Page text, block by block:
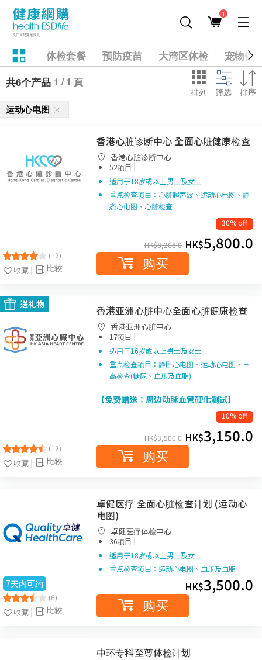
1
体检套餐 预防疫苗 大湾区体检
宠物健
共6个产品 1 / 1 頁
排列 筛选 排序
运动心电图
(12)
比较
收藏
香港心脏诊断中心 全面心脏健康检查
香港心脏诊断中心
52项目 |
适用于18岁或以上男士及女士
重点检查项目：心脏超声波、运动心电图、静
态心电图、心脏检查
30% off
HK$8,268.0 HK$5,800.0
购买
送礼物
(12)
比较
收藏
香港亚洲心脏中心全面心脏健康检查
香港亚洲心脏中心
17项目 |
适用于16岁或以上男士及女士
重点检查项目：静卧心电图、运动心电图、三
高检查(糖尿、血压及血脂)
【免费赠送：周边动脉血管硬化测试】
10% off
HK$3,500.0 HK$3,150.0
购买
7天内可约
(6)
比较
收藏
卓健医疗 全面心脏检查计划 (运动心
电图)
卓健医疗体检中心
36项目 |
适用于18岁或以上男士及女士
重点检查项目：运动心电图、血压及血脂
HK$3,500.0
购买
中环专科至尊体检计划